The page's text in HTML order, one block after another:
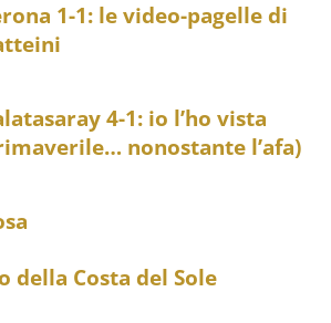
1-1: le video-pagelle di
4-1: io l’ho vista
nonostante l’afa)
della Costa del Sole